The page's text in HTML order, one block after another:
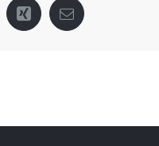
Xing Email